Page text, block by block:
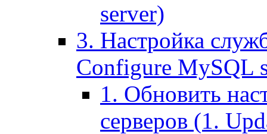
server)
3. Настройка
Configure MySQL
1. Обновить
серверов (1.